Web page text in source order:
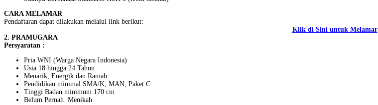
CARA MELAMAR
Pendaftaran dapat dilakukan melalui link berikut:
Klik di Sini untuk Melamar
2. PRAMUGARA
Persyaratan :
Pria WNI (Warga Negara Indonesia)
Usia 18 hingga 24 Tahun
Menarik, Energik dan Ramah
Pendidikan minimal SMA/K, MAN, Paket C
Tinggi Badan minimum 170 cm
Belum Pernah Menikah